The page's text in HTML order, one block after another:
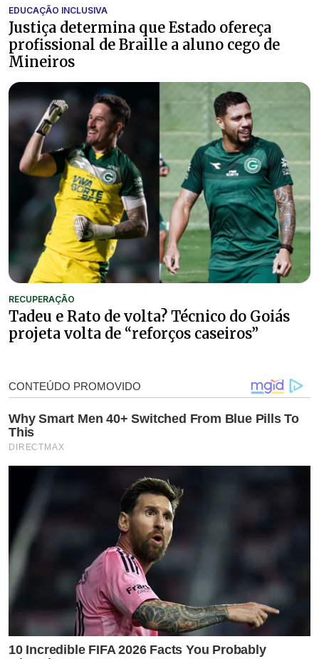
EDUCAÇÃO INCLUSIVA
Justiça determina que Estado ofereça
profissional de Braille a aluno cego de
Mineiros
RECUPERAÇÃO
Tadeu e Rato de volta? Técnico do Goiás
projeta volta de “reforços caseiros”